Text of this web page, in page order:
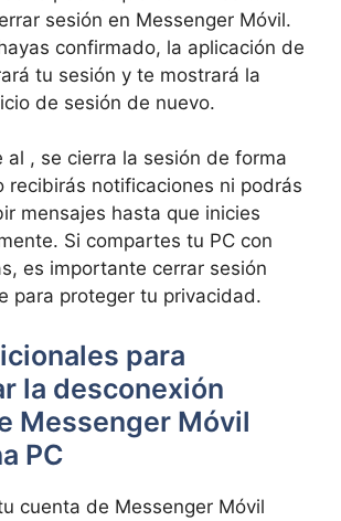
sesión en Messenger Móvil.
confirmado, la aplicación⁤ de
tu sesión y te mostrará la
de sesión de nuevo.
al , se cierra la sesión de⁤ forma
recibirás notificaciones​ ni podrás
mensajes hasta‍ que inicies
⁢Si compartes tu PC con
es importante ⁤cerrar sesión
para proteger tu privacidad.
para
la desconexión
Messenger Móvil
PC
cuenta de Messenger⁢ Móvil